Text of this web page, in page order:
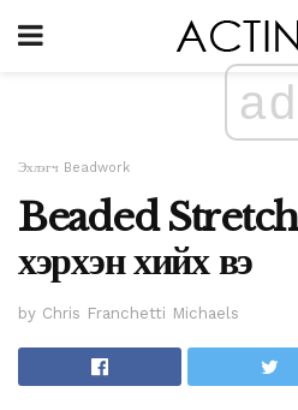
ad
Эхлэгч Beadwork
Beaded Stretch
хэрхэн хийх вэ
by Chris Franchetti Michaels